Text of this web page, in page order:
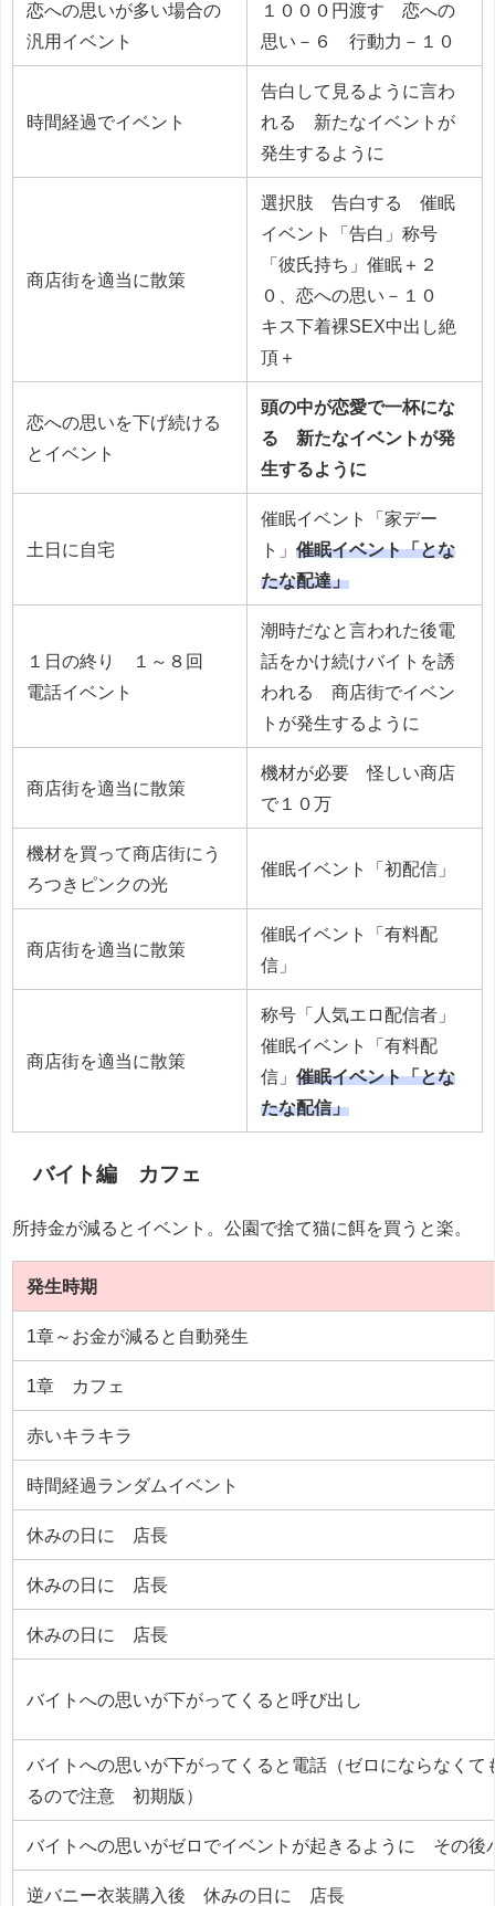
恋への思いが多い場合の
汎用イベント
１０００円渡す 恋への
思い－６ 行動力－１０
時間経過でイベント
告白して見るように言わ
れる 新たなイベントが
発生するように
商店街を適当に散策
選択肢 告白する 催眠
イベント「告白」称号
「彼氏持ち」催眠＋２
０、恋への思い－１０
キス下着裸SEX中出し絶
頂＋
恋への思いを下げ続ける
とイベント
頭の中が恋愛で一杯にな
る 新たなイベントが発
生するように
土日に自宅
催眠イベント「家デー
ト」 催眠イベント「とな
たな配達」
１日の終り １～８回
電話イベント
潮時だなと言われた後電
話をかけ続けバイトを誘
われる 商店街でイベン
トが発生するように
商店街を適当に散策
機材が必要 怪しい商店
で１０万
機材を買って商店街にう
ろつきピンクの光
催眠イベント「初配信」
商店街を適当に散策
催眠イベント「有料配
信」
商店街を適当に散策
称号「人気エロ配信者」
催眠イベント「有料配
信」 催眠イベント「とな
たな配信」
バイト編 カフェ
所持金が減るとイベント。公園で捨て猫に餌を買うと楽。
発生時期
1章～お金が減ると自動発生
1章 カフェ
赤いキラキラ
時間経過ランダムイベント
休みの日に 店長
休みの日に 店長
休みの日に 店長
バイトへの思いが下がってくると呼び出し
バイトへの思いが下がってくると電話（ゼロにならなくて
るので注意 初期版）
バイトへの思いがゼロでイベントが起きるように その後
逆バニー衣装購入後 休みの日に 店長